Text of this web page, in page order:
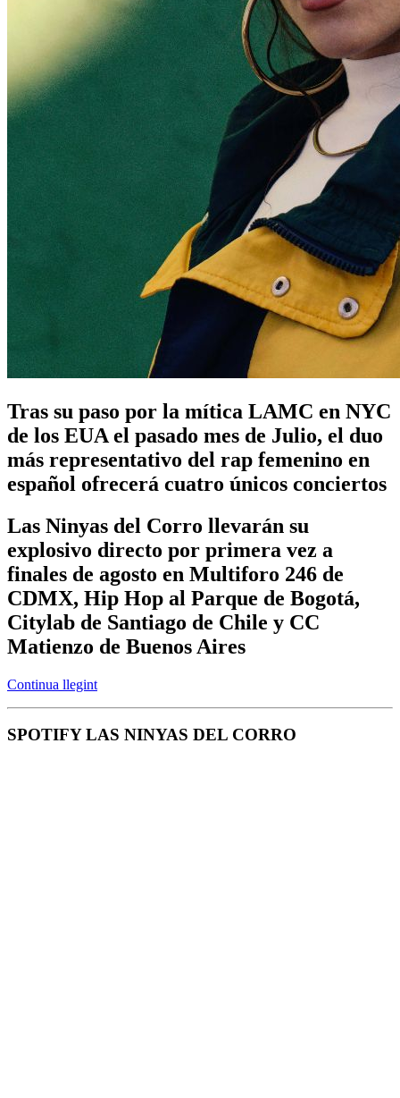
Tras su paso por la mítica LAMC en NYC
de los EUA el pasado mes de Julio, el duo
más representativo del rap femenino en
español ofrecerá cuatro únicos conciertos
Las Ninyas del Corro llevarán su
explosivo directo por primera vez a
finales de agosto en Multiforo 246 de
CDMX, Hip Hop al Parque de Bogotá,
Citylab de Santiago de Chile y CC
Matienzo de Buenos Aires
Continua llegint
SPOTIFY LAS NINYAS DEL CORRO